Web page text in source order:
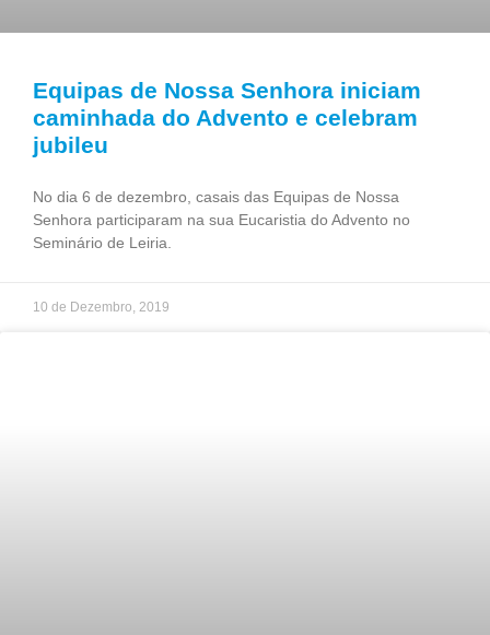
Equipas de Nossa Senhora iniciam
caminhada do Advento e celebram
jubileu
No dia 6 de dezembro, casais das Equipas de Nossa
Senhora participaram na sua Eucaristia do Advento no
Seminário de Leiria.
10 de Dezembro, 2019